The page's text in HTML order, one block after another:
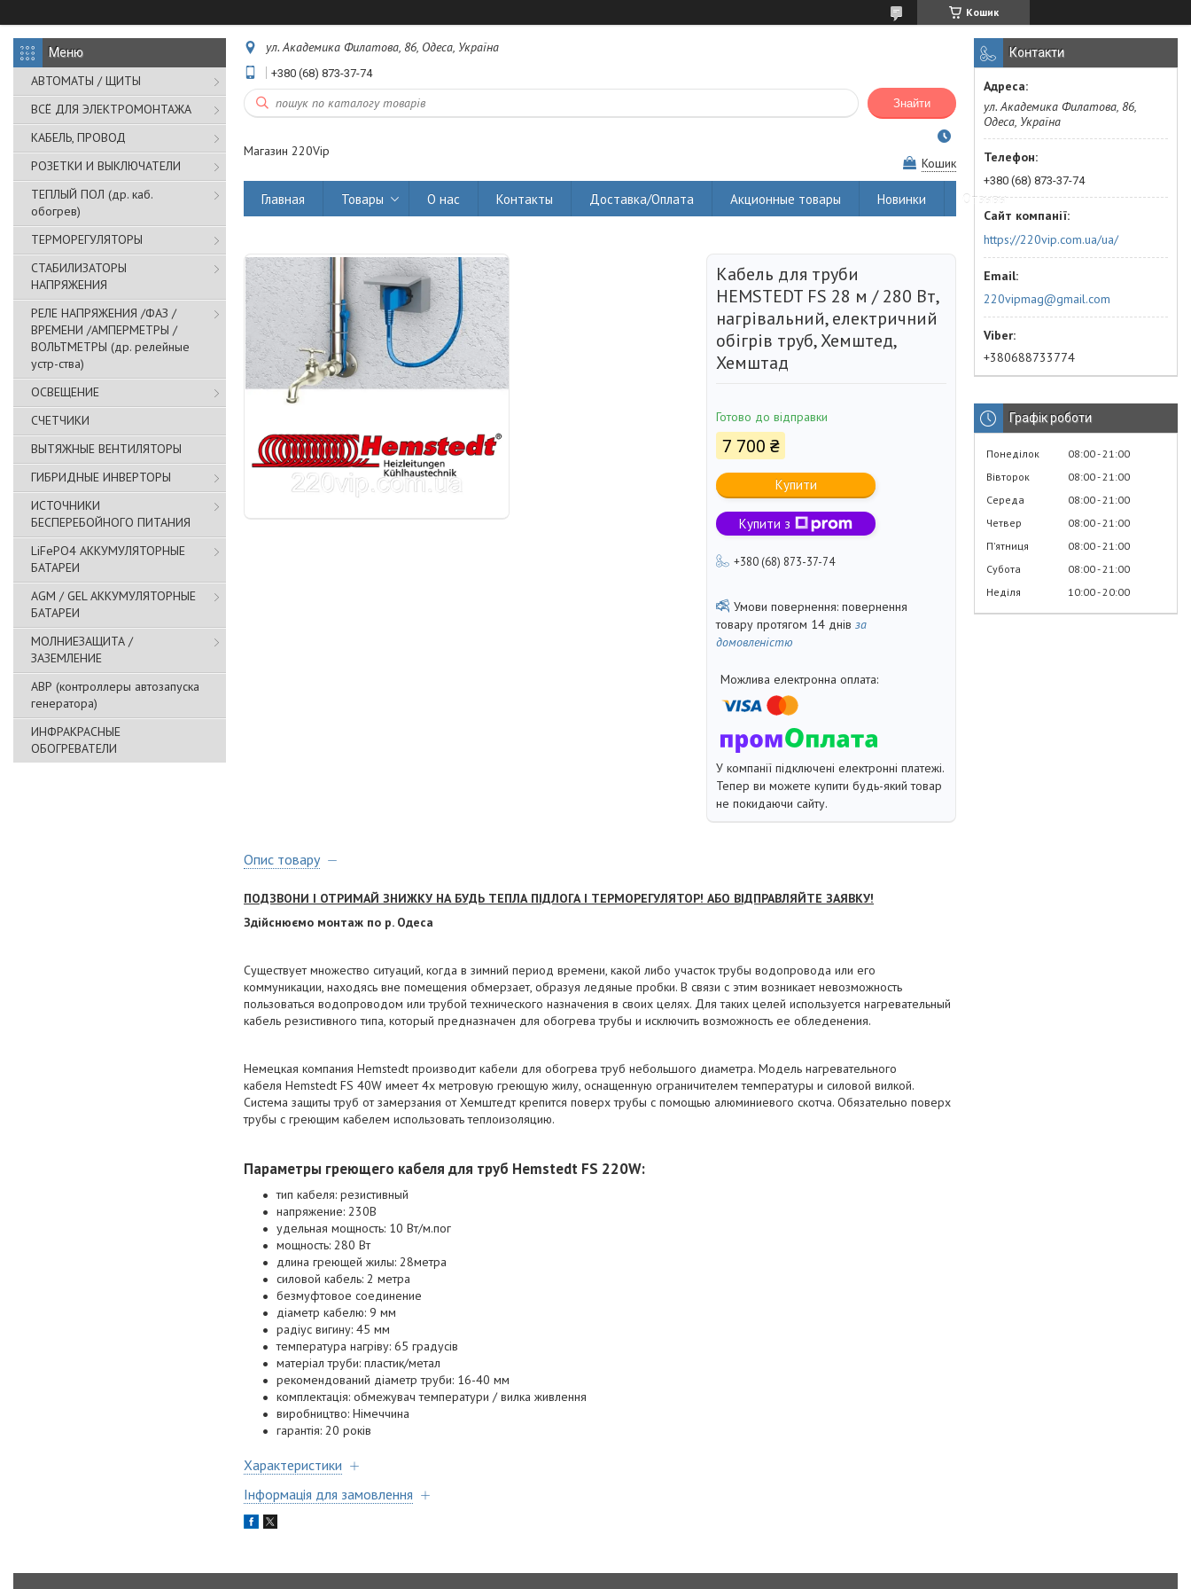
Кошик
АВТОМАТЫ / ЩИТЫ
ВСЁ ДЛЯ ЭЛЕКТРОМОНТАЖА
КАБЕЛЬ, ПРОВОД
РОЗЕТКИ И ВЫКЛЮЧАТЕЛИ
ТЕПЛЫЙ ПОЛ (др. каб.
обогрев)
ТЕРМОРЕГУЛЯТОРЫ
СТАБИЛИЗАТОРЫ
НАПРЯЖЕНИЯ
РЕЛЕ НАПРЯЖЕНИЯ /ФАЗ /
ВРЕМЕНИ /АМПЕРМЕТРЫ /
ВОЛЬТМЕТРЫ (др. релейные
устр-ства)
ОСВЕЩЕНИЕ
СЧЕТЧИКИ
ВЫТЯЖНЫЕ ВЕНТИЛЯТОРЫ
ГИБРИДНЫЕ ИНВЕРТОРЫ
ИСТОЧНИКИ
БЕСПЕРЕБОЙНОГО ПИТАНИЯ
LiFePO4 АККУМУЛЯТОРНЫЕ
БАТАРЕИ
AGM / GEL АККУМУЛЯТОРНЫЕ
БАТАРЕИ
МОЛНИЕЗАЩИТА /
ЗАЗЕМЛЕНИЕ
АВР (контроллеры автозапуска
генератора)
ИНФРАКРАСНЫЕ
ОБОГРЕВАТЕЛИ
ул. Академика Филатова, 86, Одеса, Україна
+380 (68) 873-37-74
Знайти
Магазин 220Vip
Кошик
Главная Товары О нас Контакты Доставка/Оплата Акционные товары Новинки Отзывы
Кабель для труби
HEMSTEDT FS 28 м / 280 Вт,
нагрівальний, електричний
обігрів труб, Хемштед,
Хемштад
Готово до відправки
7 700 ₴
Купити
Купити з
+380 (68) 873-37-74
повернення
товару протягом 14 днів за
домовленістю
У компанії підключені електронні платежі.
Тепер ви можете купити будь-який товар
не покидаючи сайту.
Опис товару
ПОДЗВОНИ І ОТРИМАЙ ЗНИЖКУ НА БУДЬ ТЕПЛА ПІДЛОГА І ТЕРМОРЕГУЛЯТОР! АБО ВІДПРАВЛЯЙТЕ ЗАЯВКУ!
Здійснюємо монтаж по р. Одеса
Существует множество ситуаций, когда в зимний период времени, какой либо участок трубы водопровода или его
коммуникации, находясь вне помещения обмерзает, образуя ледяные пробки. В связи с этим возникает невозможность
пользоваться водопроводом или трубой технического назначения в своих целях. Для таких целей используется нагревательный
кабель резистивного типа, который предназначен для обогрева трубы и исключить возможность ее обледенения.
Немецкая компания Hemstedt производит кабели для обогрева труб небольшого диаметра. Модель нагревательного
кабеля Hemstedt FS 40W имеет 4х метровую греющую жилу, оснащенную ограничителем температуры и силовой вилкой.
Система защиты труб от замерзания от Хемштедт крепится поверх трубы с помощью алюминиевого скотча. Обязательно поверх
трубы с греющим кабелем использовать теплоизоляцию.
Параметры греющего кабеля для труб Hemstedt FS 220W:
тип кабеля: резистивный
напряжение: 230В
удельная мощность: 10 Вт/м.пог
мощность: 280 Вт
длина греющей жилы: 28метра
силовой кабель: 2 метра
безмуфтовое соединение
діаметр кабелю: 9 мм
радіус вигину: 45 мм
температура нагріву: 65 градусів
матеріал труби: пластик/метал
рекомендований діаметр труби: 16-40 мм
комплектація: обмежувач температури / вилка живлення
виробництво: Німеччина
гарантія: 20 років
Характеристики
Інформація для замовлення
Контакти
ул. Академика Филатова, 86,
Одеса, Україна
+380 (68) 873-37-74
https://220vip.com.ua/ua/
220vipmag@gmail.com
+380688733774
Графік роботи
Понеділок 08:00 21:00
Вівторок
08:00 21:00
Середа
08:00 21:00
Четвер
08:00 21:00
Пʼятниця
08:00 21:00
Субота
08:00 21:00
Неділя
10:00 20:00